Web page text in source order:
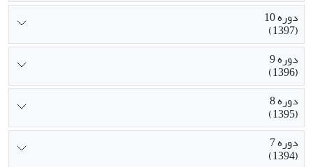
دوره 10
(1397)
دوره 9
(1396)
دوره 8
(1395)
دوره 7
(1394)